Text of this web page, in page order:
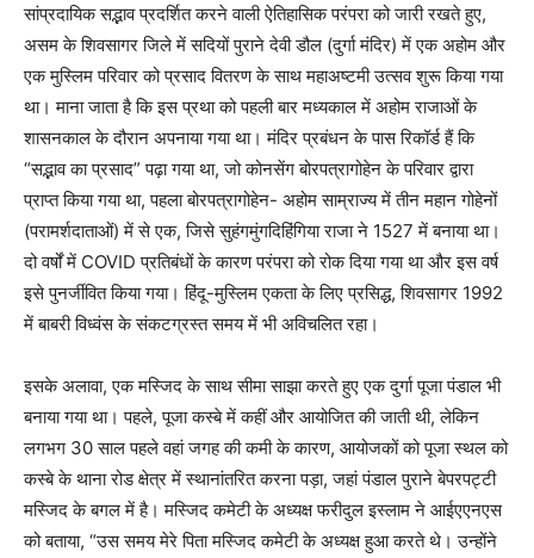
सांप्रदायिक सद्भाव प्रदर्शित करने वाली ऐतिहासिक परंपरा को जारी रखते हुए,
असम के शिवसागर जिले में सदियों पुराने देवी डौल (दुर्गा मंदिर) में एक अहोम और
एक मुस्लिम परिवार को प्रसाद वितरण के साथ महाअष्टमी उत्सव शुरू किया गया
था। माना जाता है कि इस प्रथा को पहली बार मध्यकाल में अहोम राजाओं के
शासनकाल के दौरान अपनाया गया था। मंदिर प्रबंधन के पास रिकॉर्ड हैं कि
“सद्भाव का प्रसाद” पढ़ा गया था, जो कोनसेंग बोरपत्रागोहेन के परिवार द्वारा
प्राप्त किया गया था, पहला बोरपत्रागोहेन- अहोम साम्राज्य में तीन महान गोहेनों
(परामर्शदाताओं) में से एक, जिसे सुहंगमुंगदिहिंगिया राजा ने 1527 में बनाया था।
दो वर्षों में COVID प्रतिबंधों के कारण परंपरा को रोक दिया गया था और इस वर्ष
इसे पुनर्जीवित किया गया। हिंदू-मुस्लिम एकता के लिए प्रसिद्ध, शिवसागर 1992
में बाबरी विध्वंस के संकटग्रस्त समय में भी अविचलित रहा।
इसके अलावा, एक मस्जिद के साथ सीमा साझा करते हुए एक दुर्गा पूजा पंडाल भी
बनाया गया था। पहले, पूजा कस्बे में कहीं और आयोजित की जाती थी, लेकिन
लगभग 30 साल पहले वहां जगह की कमी के कारण, आयोजकों को पूजा स्थल को
कस्बे के थाना रोड क्षेत्र में स्थानांतरित करना पड़ा, जहां पंडाल पुराने बेपरपट्टी
मस्जिद के बगल में है। मस्जिद कमेटी के अध्यक्ष फरीदुल इस्लाम ने आईएएनएस
को बताया, “उस समय मेरे पिता मस्जिद कमेटी के अध्यक्ष हुआ करते थे। उन्होंने